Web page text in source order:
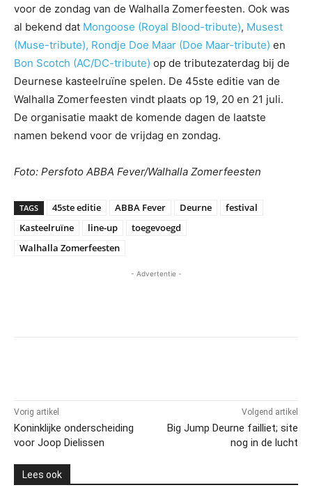
voor de zondag van de Walhalla Zomerfeesten. Ook was
al bekend dat Mongoose (Royal Blood-tribute), Musest
(Muse-tribute), Rondje Doe Maar (Doe Maar-tribute) en
Bon Scotch (AC/DC-tribute) op de tributezaterdag bij de
Deurnese kasteelruïne spelen. De 45ste editie van de
Walhalla Zomerfeesten vindt plaats op 19, 20 en 21 juli.
De organisatie maakt de komende dagen de laatste
namen bekend voor de vrijdag en zondag.
Foto: Persfoto ABBA Fever/Walhalla Zomerfeesten
TAGS 45ste editie ABBA Fever Deurne
festival
Kasteelruïne
line-up
toegevoegd
Walhalla Zomerfeesten
- Advertentie -
Vorig artikel
Koninklijke onderscheiding
voor Joop Dielissen
Volgend artikel
Big Jump Deurne failliet; site
nog in de lucht
Lees ook